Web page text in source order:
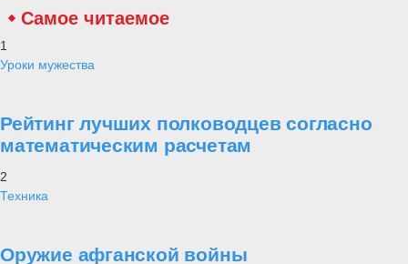
Самое читаемое
1
Уроки мужества
Рейтинг лучших полководцев согласно
математическим расчетам
2
Техника
Оружие афганской войны